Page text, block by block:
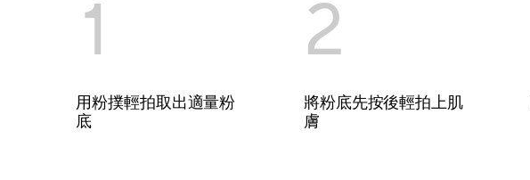
1
用粉撲輕拍取出適量粉
底
2
將粉底先按後輕拍上肌
膚